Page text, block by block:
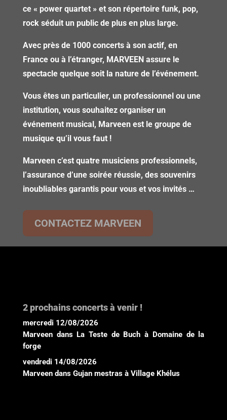
ce « power quartet » et son répertoire funk, pop,
rock séduit un public de plus en plus large.
Avec près de 1000 concerts à son actif, en
France ou à l’étranger, MARVEEN assure le
spectacle quelque soit la nature de l’événement.
Vous êtes un particulier, un professionnel ou une
institution, vous souhaitez organiser un
événement musical, Marveen est le groupe de
musique qu’il vous faut !
Marveen c’est quatre musiciens professionnels,
l’assurance d’une soirée réussie, des souvenirs
inoubliables garantis pour vous et vos invités …
CONTACTEZ MARVEEN
2 prochains concerts à venir !
mercredi 12/08/2026
Marveen dans La Teste de Buch à
Domaine de la
forge
vendredi 14/08/2026
Marveen dans Gujan mestras à Village Khélus